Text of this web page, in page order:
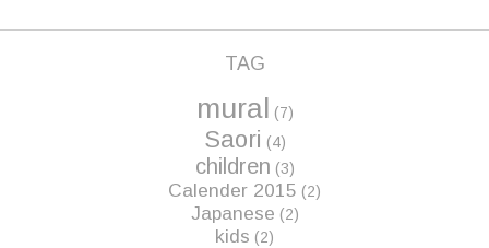
TAG
mural (7)
Saori (4)
children (3)
Calender 2015 (2)
Japanese (2)
kids (2)